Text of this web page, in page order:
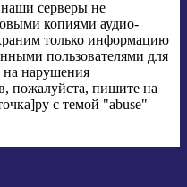
серверы не
копиями аудио-
только информацию
пользователями для
на нарушения
пожалуйста, пишите на
с темой "abuse"